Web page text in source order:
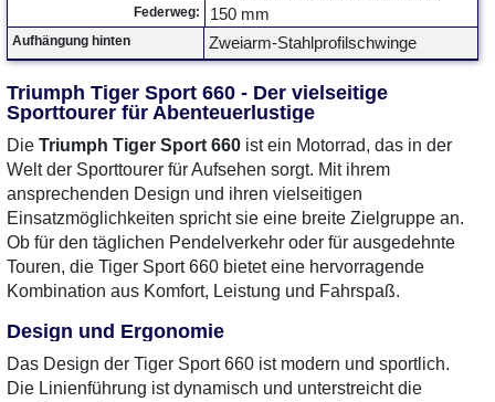
Federweg: 150 mm
Aufhängung hinten Zweiarm-Stahlprofilschwinge
Triumph Tiger Sport 660 - Der vielseitige
Sporttourer für Abenteuerlustige
Die Triumph Tiger Sport 660 ist ein Motorrad, das in der
Welt der Sporttourer für Aufsehen sorgt. Mit ihrem
ansprechenden Design und ihren vielseitigen
Einsatzmöglichkeiten spricht sie eine breite Zielgruppe an.
Ob für den täglichen Pendelverkehr oder für ausgedehnte
Touren, die Tiger Sport 660 bietet eine hervorragende
Kombination aus Komfort, Leistung und Fahrspaß.
Design und Ergonomie
Das Design der Tiger Sport 660 ist modern und sportlich.
Die Linienführung ist dynamisch und unterstreicht die